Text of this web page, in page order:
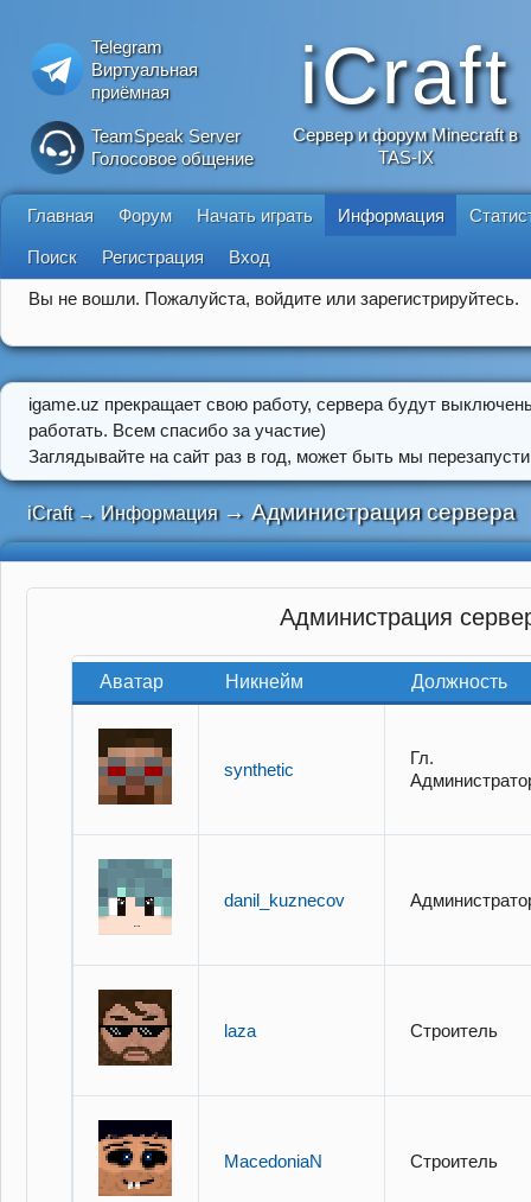
Telegram
Виртуальная
приёмная
TeamSpeak Server
Голосовое общение
iCraft
Сервер и форум Minecraft в
TAS-IX
Главная Форум Начать играть Информация
Поиск Регистрация Вход
Вы не вошли. Пожалуйста, войдите или зарегистрируйтесь.
igame.uz прекращает свою работу, сервера будут
работать. Всем спасибо за участие)
Заглядывайте на сайт раз в год, может быть мы
iCraft → Информация →Администрация сервера
Администрация
Аватар Никнейм Должность
synthetic
Гл.
danil_kuznecov
laza Строитель
MacedoniaN Строитель